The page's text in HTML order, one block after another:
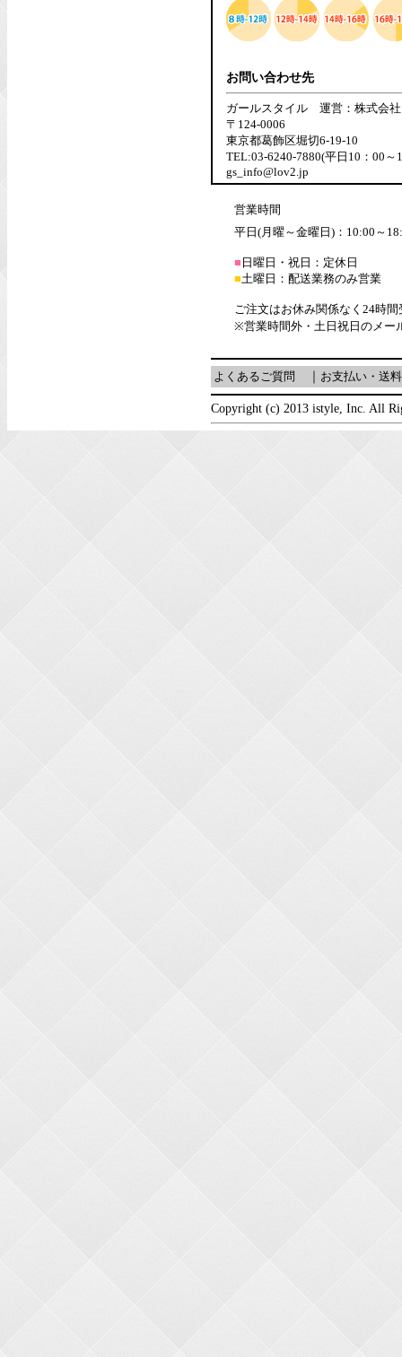
お問い合わせ先
ガールスタイル 運営：株式会
〒124-0006
東京都葛飾区堀切6-19-10
TEL:03-6240-7880(平日10：00～
gs_info@lov2.jp
営業時間
平日(月曜～金曜日)：10:00～
■ 日曜日・祝日：定休日
■土曜日：配送業務のみ営業
ご注文はお休み関係なく24時
※営業時間外・土日祝日のメー
よくあるご質問 ｜ お支払い・送料
Copyright (c) 2013 istyle, Inc. All